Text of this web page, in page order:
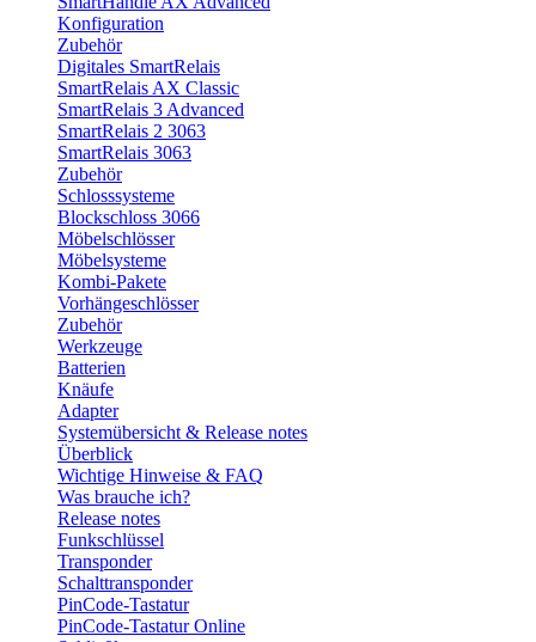
Konfiguration
Zubehör
Digitales SmartRelais
SmartRelais AX Classic
SmartRelais 3 Advanced
SmartRelais 2 3063
SmartRelais 3063
Zubehör
Schlosssysteme
Blockschloss 3066
Möbelschlösser
Möbelsysteme
Kombi-Pakete
Vorhängeschlösser
Zubehör
Werkzeuge
Batterien
Knäufe
Adapter
Systemübersicht & Release notes
Überblick
Wichtige Hinweise & FAQ
Was brauche ich?
Release notes
Funkschlüssel
Transponder
Schalttransponder
PinCode-Tastatur
PinCode-Tastatur Online